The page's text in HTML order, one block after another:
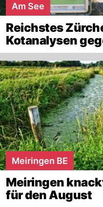
Am See
Reichstes
Kotanalysen
Meiringen BE
Meiringen
für den August